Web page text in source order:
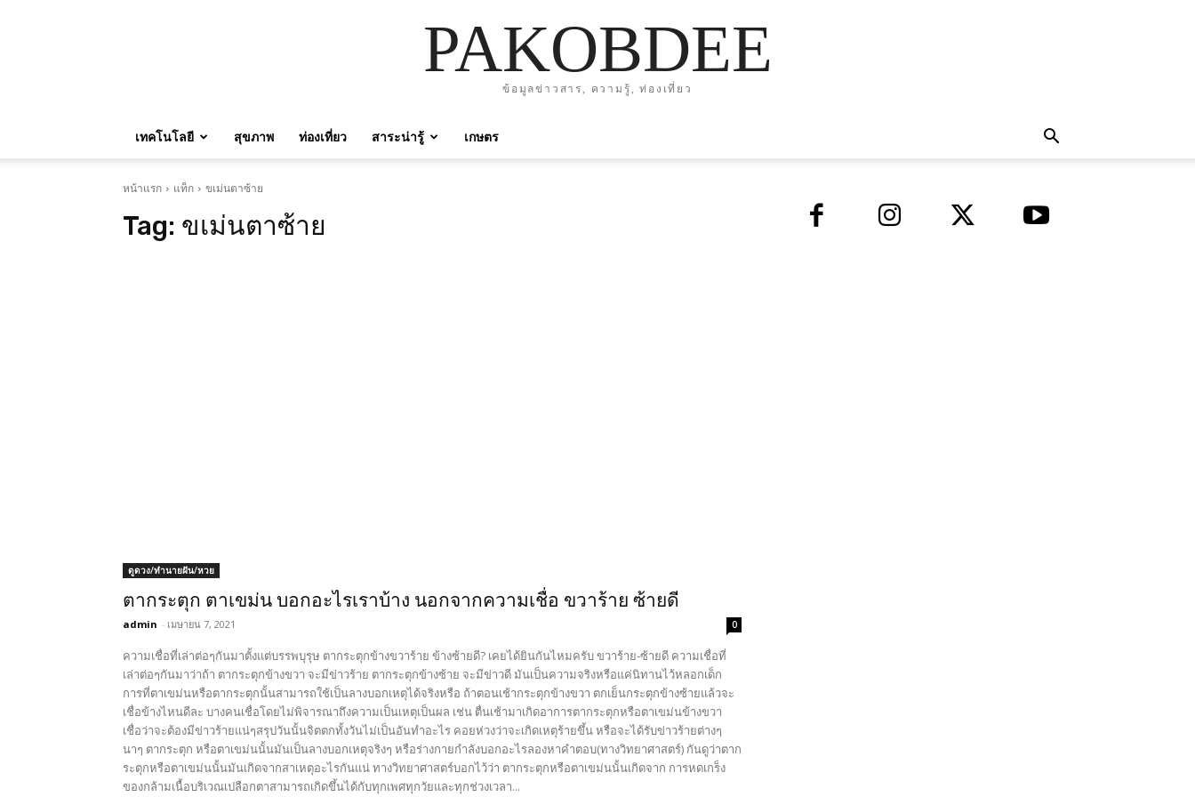
PAKOBDEE
ข้อมูลข่าวสาร, ความรู้, ท่องเที่ยว
เทคโนโลยี สุขภาพ ท่องเที่ยว สาระน่ารู้ เกษตร
หน้าแรก แท็ก ขเม่นตาซ้าย
Tag: ขเม่นตาซ้าย
ดูดวง/ทำนายฝัน/หวย
ตากระตุก ตาเขม่น บอกอะไรเราบ้าง นอกจากความเชื่อ ขวาร้าย ซ้ายดี
admin - เมษายน 7, 2021 0
ความเชื่อที่เล่าต่อๆกันมาตั้งแต่บรรพบุรุษ ตากระตุกข้างขวาร้าย ข้างซ้ายดี? เคยได้ยินกันไหมครับ ขวาร้าย-ซ้ายดี ความเชื่อที่
เล่าต่อๆกันมาว่าถ้า ตากระตุกข้างขวา จะมีข่าวร้าย ตากระตุกข้างซ้าย จะมีข่าวดี มันเป็นความจริงหรือแค่นิทานไว้หลอกเด็ก
การที่ตาเขม่นหรือตากระตุกนั้นสามารถใช้เป็นลางบอกเหตุได้จริงหรือ ถ้าตอนเช้ากระตุกข้างขวา ตกเย็นกระตุกข้างซ้ายแล้วจะ
เชื่อข้างไหนดีละ บางคนเชื่อโดยไม่พิจารณาถึงความเป็นเหตุเป็นผล เช่น ตื่นเช้ามาเกิดอาการตากระตุกหรือตาเขม่นข้างขวา
เชื่อว่าจะต้องมีข่าวร้ายแน่ๆสรุปวันนั้นจิตตกทั้งวันไม่เป็นอันทำอะไร คอยห่วงว่าจะเกิดเหตุร้ายขึ้น หรือจะได้รับข่าวร้ายต่างๆ
นาๆ ตากระตุก หรือตาเขม่นนั้นมันเป็นลางบอกเหตุจริงๆ หรือร่างกายกำลังบอกอะไรลองหาคำตอบ(ทางวิทยาศาสตร์) กันดูว่าตาก
ระตุกหรือตาเขม่นนั้นมันเกิดจากสาเหตุอะไรกันแน่ ทางวิทยาศาสตร์บอกไว้ว่า ตากระตุกหรือตาเขม่นนั้นเกิดจาก การหดเกร็ง
ของกล้ามเนื้อบริเวณเปลือกตาสามารถเกิดขึ้นได้กับทุกเพศทุกวัยและทุกช่วงเวลา...